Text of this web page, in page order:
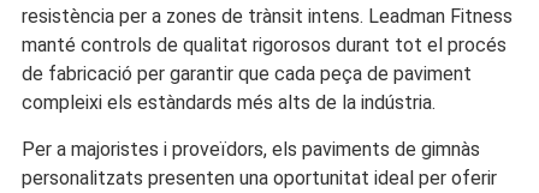
resistència per a zones de trànsit intens. Leadman Fitness
manté controls de qualitat rigorosos durant tot el procés
de fabricació per garantir que cada peça de paviment
compleixi els estàndards més alts de la indústria.
Per a majoristes i proveïdors, els paviments de gimnàs
personalitzats presenten una oportunitat ideal per oferir